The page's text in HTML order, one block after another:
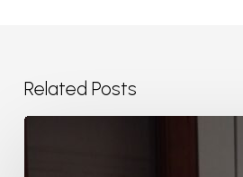
Related Posts